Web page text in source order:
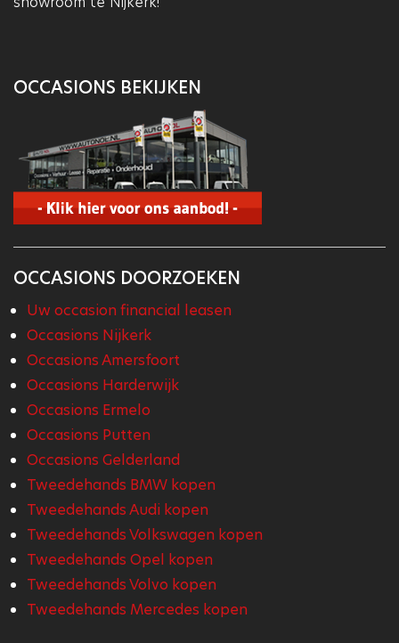
OCCASIONS BEKIJKEN
OCCASIONS DOORZOEKEN
Uw occasion financial leasen
Occasions Nijkerk
Occasions Amersfoort
Occasions Harderwijk
Occasions Ermelo
Occasions Putten
Occasions Gelderland
Tweedehands BMW kopen
Tweedehands Audi kopen
Tweedehands Volkswagen kopen
Tweedehands Opel kopen
Tweedehands Volvo kopen
Tweedehands Mercedes kopen